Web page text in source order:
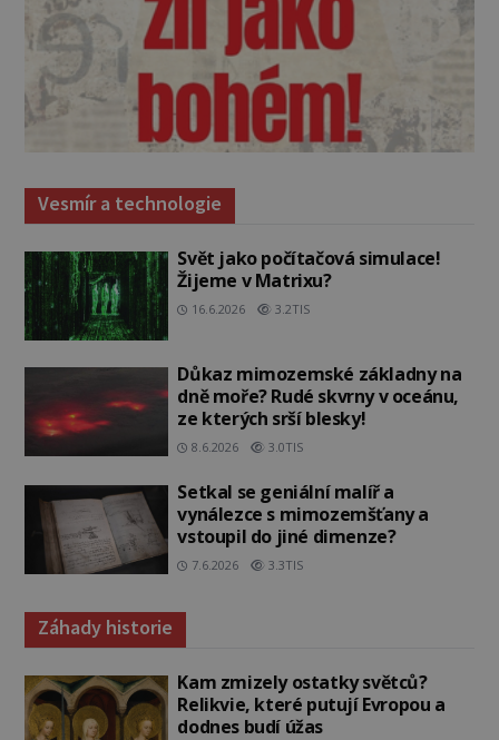
Vesmír a technologie
Svět jako počítačová simulace!
Žijeme v Matrixu?
16.6.2026 3.2TIS
Důkaz mimozemské základny na
dně moře? Rudé skvrny v oceánu,
ze kterých srší blesky!
8.6.2026 3.0TIS
Setkal se geniální malíř a
vynálezce s mimozemšťany a
vstoupil do jiné dimenze?
7.6.2026 3.3TIS
Záhady historie
Kam zmizely ostatky světců?
Relikvie, které putují Evropou a
dodnes budí úžas